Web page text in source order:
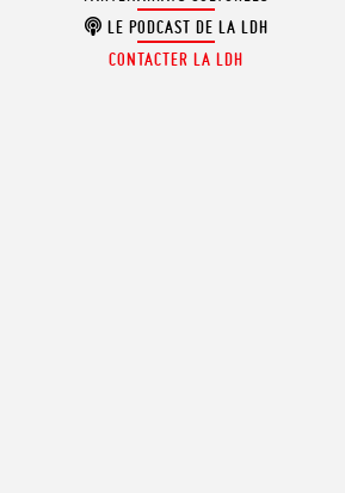
LE PODCAST DE LA LDH
CONTACTER LA LDH